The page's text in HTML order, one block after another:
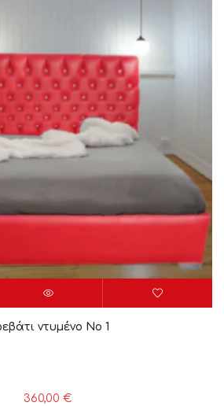
ντυμένο Νο 1
360,00 €